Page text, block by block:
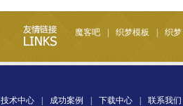
魔客吧 织梦模板 织梦
技术中心 成功案例 下载中心
联系我们